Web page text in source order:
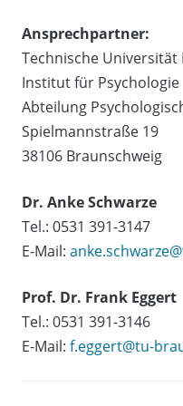
Ansprechpartner:
Technische Universität
Institut für Psychologie
Abteilung
Spielmannstraße 19
38106 Braunschweig
Dr. Anke Schwarze
Tel.: 0531 391-3147
E-Mail:
Prof. Dr. Frank Eggert
Tel.: 0531 391-3146
E-Mail: f.eggert@tu-